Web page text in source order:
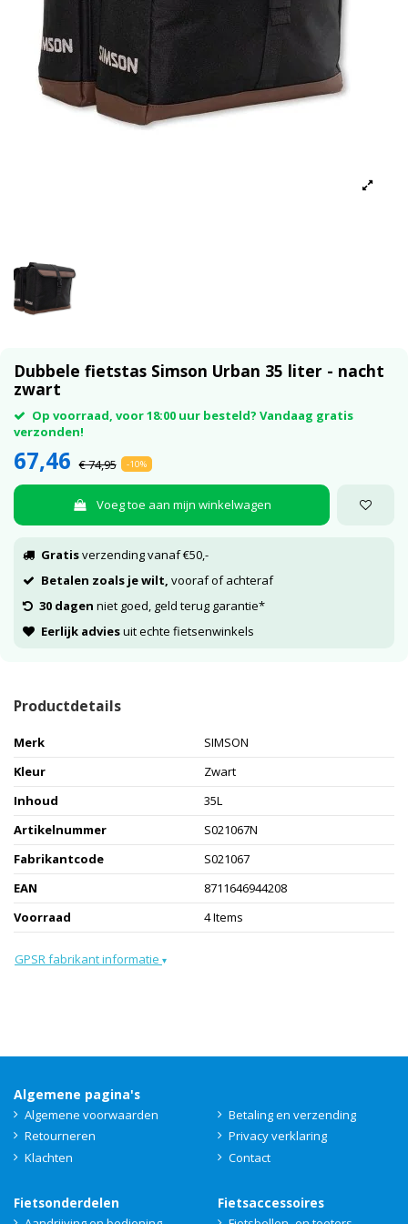
Dubbele fietstas Simson Urban 35 liter - nacht
zwart
Op voorraad, voor 18:00 uur besteld? Vandaag gratis
verzonden!
67,46 € 74,95 -10%
Voeg toe aan mijn winkelwagen
Gratisverzending vanaf €50,-
Betalen zoals je wilt, vooraf of achteraf
30 dagen niet goed, geld terug garantie*
Eerlijk adviesuit echte fietsenwinkels
Productdetails
Merk
SIMSON
Kleur
Zwart
Inhoud
35L
Artikelnummer
S021067N
Fabrikantcode
S021067
EAN
8711646944208
Voorraad
4 Items
GPSR fabrikant informatie ▾
Algemene pagina's
Algemene voorwaarden
Betaling en verzending
Retourneren
Privacy verklaring
Klachten
Contact
Fietsonderdelen Fietsaccessoires